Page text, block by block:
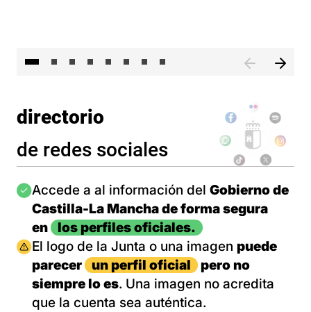
directorio
de redes sociales
Imagen
Accede a al información del Gobierno de
Castilla-La Mancha de forma segura
en
los perfiles oficiales.
Imagen
El logo de la Junta o una imagen puede
parecer
un perfil oficial
pero no
siempre lo es. Una imagen no acredita
que la cuenta sea auténtica.